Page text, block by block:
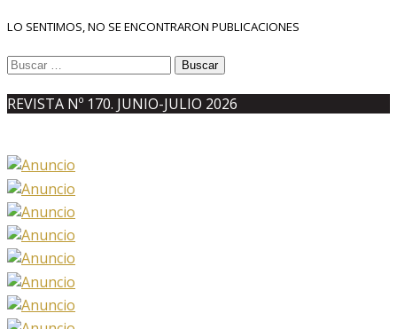
LO SENTIMOS, NO SE ENCONTRARON PUBLICACIONES
Buscar:
REVISTA Nº 170. JUNIO-JULIO 2026